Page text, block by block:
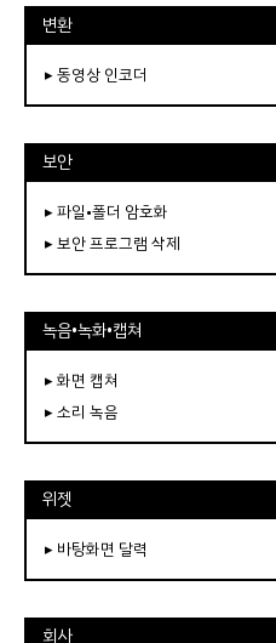
변환
▸ 동영상 인코더
보안
▸ 파일•폴더 암호화
▸ 보안 프로그램 삭제
녹음•녹화•캡쳐
▸ 화면 캡쳐
▸ 소리 녹음
위젯
▸ 바탕화면 달력
회사